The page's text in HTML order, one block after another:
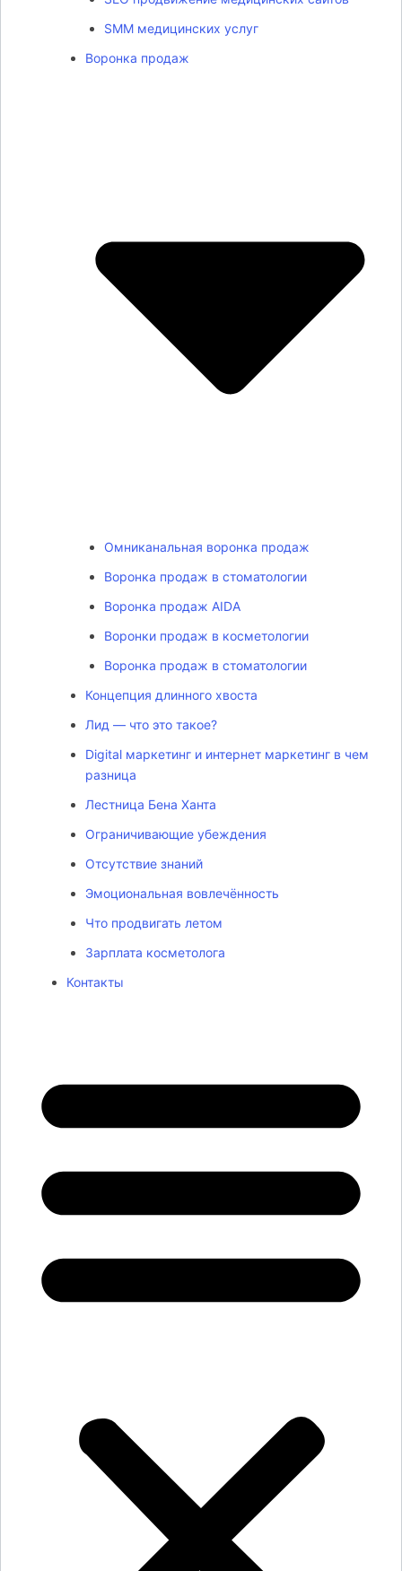
SMM медицинских услуг
Воронка продаж
Омниканальная воронка продаж
Воронка продаж в стоматологии
Воронка продаж AIDA
Воронки продаж в косметологии
Воронка продаж в стоматологии
Концепция длинного хвоста
Лид — что это такое?
Digital маркетинг и интернет маркетинг в чем
разница
Лестница Бена Ханта
Ограничивающие убеждения
Отсутствие знаний
Эмоциональная вовлечённость
Что продвигать летом
Зарплата косметолога
Контакты